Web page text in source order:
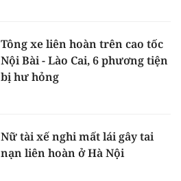
Tông xe liên hoàn trên cao tốc
Nội Bài - Lào Cai, 6 phương tiện
bị hư hỏng
Nữ tài xế nghi mất lái gây tai
nạn liên hoàn ở Hà Nội